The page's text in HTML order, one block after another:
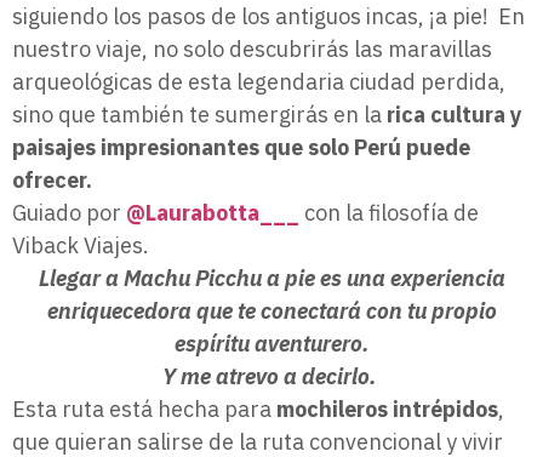
siguiendo los pasos de los antiguos incas, ¡a pie! En
nuestro viaje, no solo descubrirás las maravillas
arqueológicas de esta legendaria ciudad perdida,
sino que también te sumergirás en la rica cultura y
paisajes impresionantes que solo Perú puede
ofrecer.
Guiado por @Laurabotta___ con la filosofía de
Viback Viajes.
Llegar a Machu Picchu a pie es una experiencia
enriquecedora que te conectará con tu propio
espíritu aventurero.
Y me atrevo a decirlo.
Esta ruta está hecha para mochileros intrépidos,
que quieran salirse de la ruta convencional y vivir